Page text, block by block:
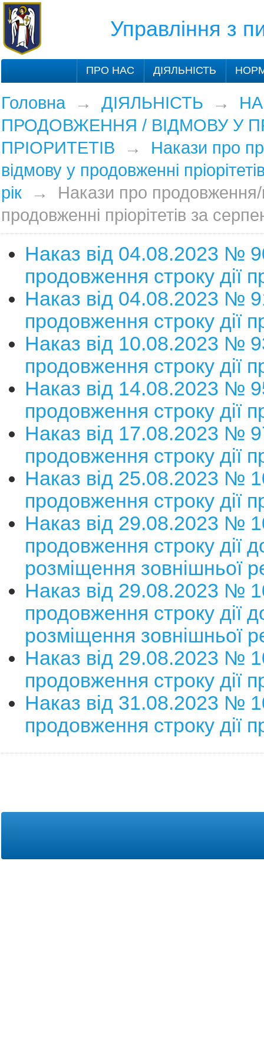
Управління з
ПРО НАС ДІЯЛЬНІСТЬ
Головна→ ДІЯЛЬНІСТЬ →
ПРОДОВЖЕННЯ / ВІДМОВУ У
ПРІОРИТЕТІВ → Накази про
відмову у продовженні
рік→ Накази про продовження/
продовженні пріорітетів за
Наказ від 04.08.2023 №
продовження строку дії
Наказ від 04.08.2023 №
продовження строку дії
Наказ від 10.08.2023 №
продовження строку дії
Наказ від 14.08.2023 №
продовження строку дії
Наказ від 17.08.2023 №
продовження строку дії
Наказ від 25.08.2023 №
продовження строку дії
Наказ від 29.08.2023 №
продовження строку дії
розміщення зовнішньої
Наказ від 29.08.2023 №
продовження строку дії
розміщення зовнішньої
Наказ від 29.08.2023 №
продовження строку дії
Наказ від 31.08.2023 №
продовження строку дії